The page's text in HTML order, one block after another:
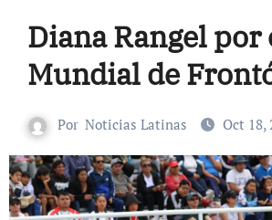
Diana Rangel por
Mundial de
Por Noticias Latinas Oct 18,